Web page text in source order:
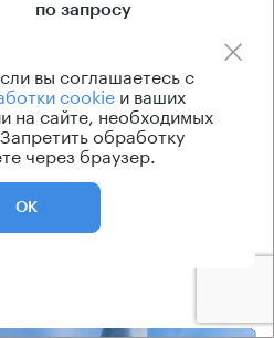
по запросу
приточно-вытяжная
презентацию
вы соглашаетесь с
cookieи ваших
на сайте, необходимых
обработку
через браузер.
ОК